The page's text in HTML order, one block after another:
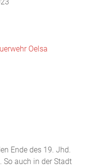
Oelsa
Ende des 19. Jhd.
So auch in der Stadt